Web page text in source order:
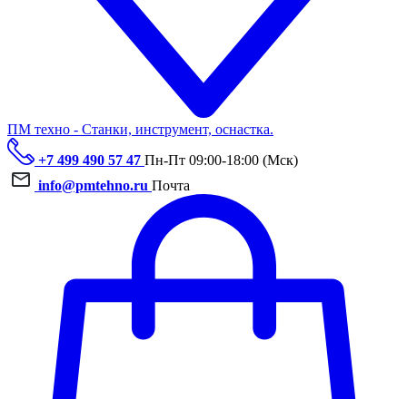
ПМ техно - Станки, инструмент, оснастка.
+7 499 490 57 47 Пн-Пт 09:00-18:00 (Мск)
info@pmtehno.ru Почта